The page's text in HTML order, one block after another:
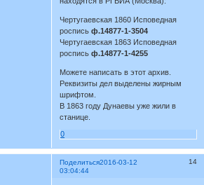
Чертугаевская 1860 Исповедная
росписьф.14877-1-3504
Чертугаевская 1863 Исповедная
росписьф.14877-1-4255
Можете написать в этот архив.
Реквизиты дел выделены жирным
шрифтом.
В 1863 году Дунаевы уже жили в
станице.
0
Поделиться 14
2016-03-12
03:04:44